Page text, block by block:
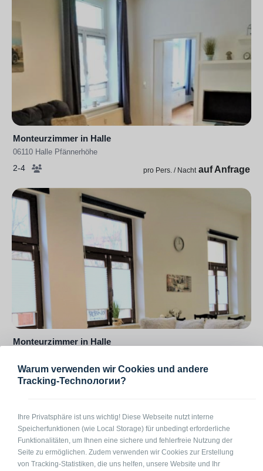
Monteurzimmer in Halle
06110 Halle Pfännerhöhe
2-4 pro Pers. / Nacht auf Anfrage
Monteurzimmer in Halle
1-3 pro Pers. / Nacht auf Anfrage
Warum verwenden wir Cookies und andere
Tracking-Technологии?
Ihre Privatsphäre ist uns wichtig! Diese Webseite nutzt interne
Speicherfunktionen (wie Local Storage) für unbedingt erforderliche
Funktionalitäten, um Ihnen eine sichere und fehlerfreie Nutzung der
Seite zu ermöglichen. Zudem verwenden wir Cookies zur Erstellung
von Tracking-Statistiken, die uns helfen, unsere Website und Ihr